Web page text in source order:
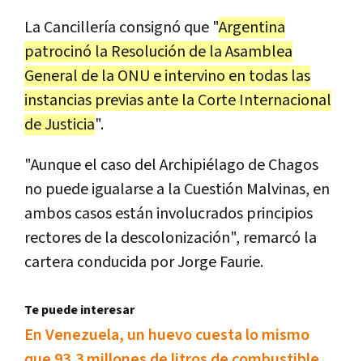
La Cancillería consignó que "Argentina
patrocinó la Resolución de la Asamblea
General de la ONU e intervino en todas las
instancias previas ante la Corte Internacional
de Justicia".
"Aunque el caso del Archipiélago de Chagos
no puede igualarse a la Cuestión Malvinas, en
ambos casos están involucrados principios
rectores de la descolonización", remarcó la
cartera conducida por Jorge Faurie.
Te puede interesar
En Venezuela, un huevo cuesta lo mismo